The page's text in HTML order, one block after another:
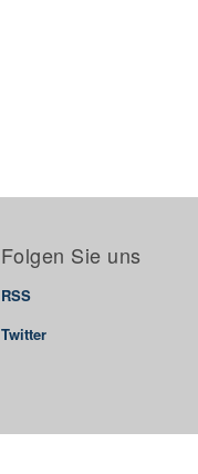
Folgen Sie uns
RSS
Twitter